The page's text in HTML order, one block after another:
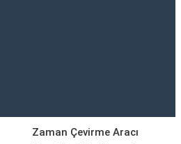
Zaman Çevirme Aracı